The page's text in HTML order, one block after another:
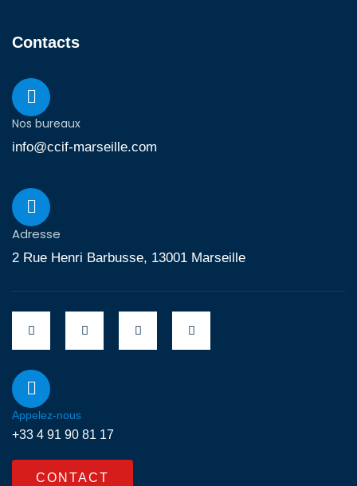
Contacts
Nos bureaux
info@ccif-marseille.com
Adresse
2 Rue Henri Barbusse, 13001 Marseille
Appelez-nous
+33 4 91 90 81 17
CONTACT